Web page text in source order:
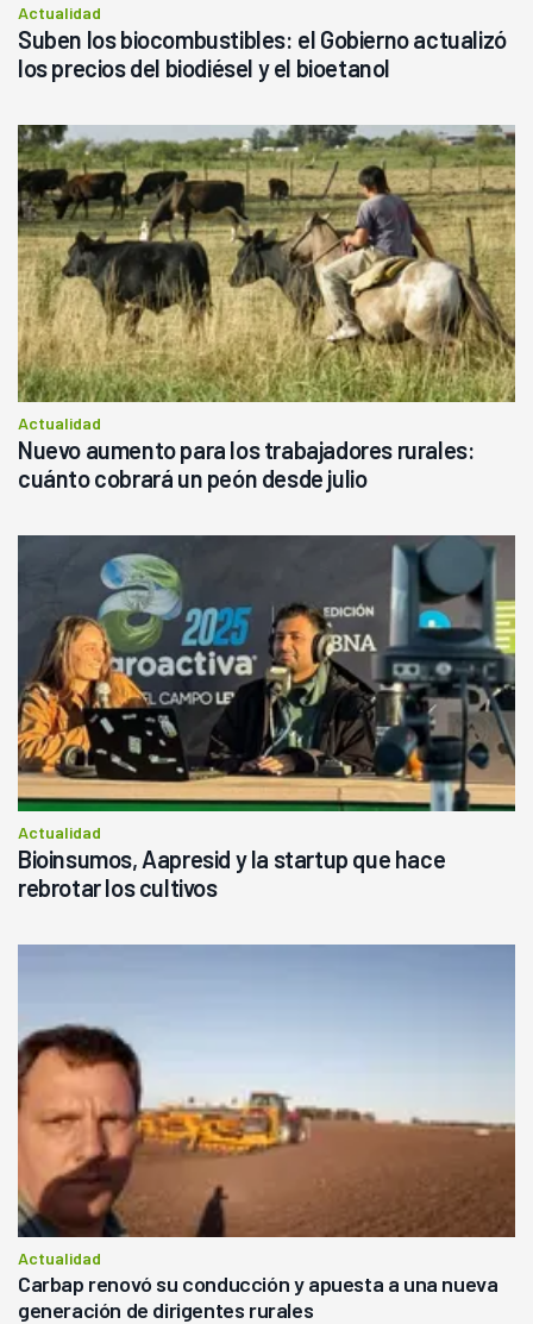
Actualidad
Suben los biocombustibles: el Gobierno actualizó
los precios del biodiésel y el bioetanol
Actualidad
Nuevo aumento para los trabajadores rurales:
cuánto cobrará un peón desde julio
Actualidad
Bioinsumos, Aapresid y la startup que hace
rebrotar los cultivos
Actualidad
Carbap renovó su conducción y apuesta a una nueva
generación de dirigentes rurales